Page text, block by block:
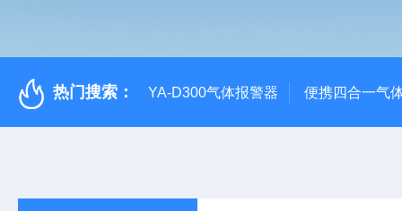
热门搜索： YA-D300气体报警器 便携四合一气